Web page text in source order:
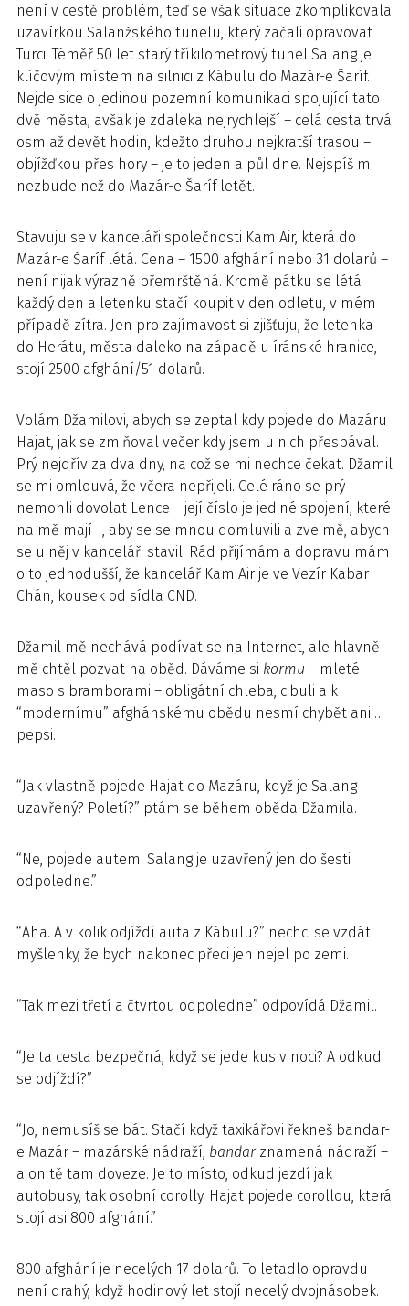
není v cestě problém, teď se však situace zkomplikovala
uzavírkou Salanžského tunelu, který začali opravovat
Turci. Téměř 50 let starý tříkilometrový tunel Salang je
klíčovým místem na silnici z Kábulu do Mazár-e Šaríf.
Nejde sice o jedinou pozemní komunikaci spojující tato
dvě města, avšak je zdaleka nejrychlejší – celá cesta trvá
osm až devět hodin, kdežto druhou nejkratší trasou –
objížďkou přes hory – je to jeden a půl dne. Nejspíš mi
nezbude než do Mazár-e Šaríf letět.
Stavuju se v kanceláři společnosti Kam Air, která do
Mazár-e Šaríf létá. Cena – 1500 afghání nebo 31 dolarů –
není nijak výrazně přemrštěná. Kromě pátku se létá
každý den a letenku stačí koupit v den odletu, v mém
případě zítra. Jen pro zajímavost si zjišťuju, že letenka
do Herátu, města daleko na západě u íránské hranice,
stojí 2500 afghání/51 dolarů.
Volám Džamilovi, abych se zeptal kdy pojede do Mazáru
Hajat, jak se zmiňoval večer kdy jsem u nich přespával.
Prý nejdřív za dva dny, na což se mi nechce čekat. Džamil
se mi omlouvá, že včera nepřijeli. Celé ráno se prý
nemohli dovolat Lence – její číslo je jediné spojení, které
na mě mají –, aby se se mnou domluvili a zve mě, abych
se u něj v kanceláři stavil. Rád přijímám a dopravu mám
o to jednodušší, že kancelář Kam Air je ve Vezír Kabar
Chán, kousek od sídla CND.
Džamil mě nechává podívat se na Internet, ale hlavně
mě chtěl pozvat na oběd. Dáváme si kormu – mleté
maso s bramborami – obligátní chleba, cibuli a k
“modernímu” afghánskému obědu nesmí chybět ani…
pepsi.
“Jak vlastně pojede Hajat do Mazáru, když je Salang
uzavřený? Poletí?” ptám se během oběda Džamila.
“Ne, pojede autem. Salang je uzavřený jen do šesti
odpoledne.”
“Aha. A v kolik odjíždí auta z Kábulu?” nechci se vzdát
myšlenky, že bych nakonec přeci jen nejel po zemi.
“Tak mezi třetí a čtvrtou odpoledne” odpovídá Džamil.
“Je ta cesta bezpečná, když se jede kus v noci? A odkud
se odjíždí?”
“Jo, nemusíš se bát. Stačí když taxikářovi řekneš bandar-
e Mazár – mazárské nádraží, bandarznamená nádraží –
a on tě tam doveze. Je to místo, odkud jezdí jak
autobusy, tak osobní corolly. Hajat pojede corollou, která
stojí asi 800 afghání.”
800 afghání je necelých 17 dolarů. To letadlo opravdu
není drahý, když hodinový let stojí necelý dvojnásobek.